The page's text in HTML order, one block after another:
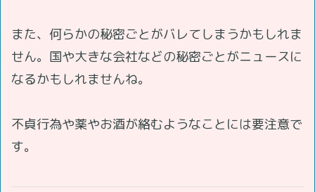
また、何らかの秘密ごとがバレてしまうかもしれま
せん。国や大きな会社などの秘密ごとがニュースに
なるかもしれませんね。
不貞行為や薬やお酒が絡むようなことには要注意で
す。